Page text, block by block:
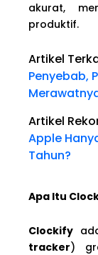
akurat,
produktif.
Artikel
Penyebab,
Artikel
Apple
Tahun?
Apa Itu
Clockify
tracker)